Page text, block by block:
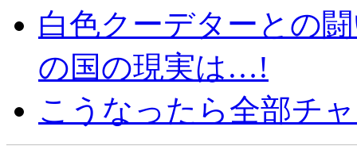
白色クーデターとの
の国の現実は…!
こうなったら全部チ